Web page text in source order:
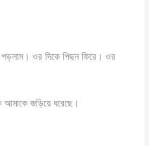
পড়লাম। ওর দিকে পিছন ফিরে। ওর
আমাকে জড়িয়ে ধরেছে।